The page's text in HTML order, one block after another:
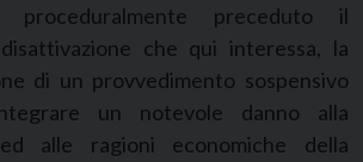
proceduralmente preceduto il
che qui interessa, la
di un provvedimento sospensivo
un notevole danno alla
alle ragioni economiche della